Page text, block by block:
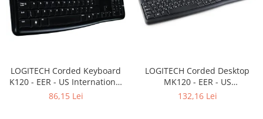
Tastaturi Gaming
Card Reader
Camere Web
Adaptoare
LOGITECH Corded Keyboard
K120 - EER - US International
layout
86,15 Lei
LOGITECH Corded Desktop
MK120 - EER - US
International layout
132,16 Lei